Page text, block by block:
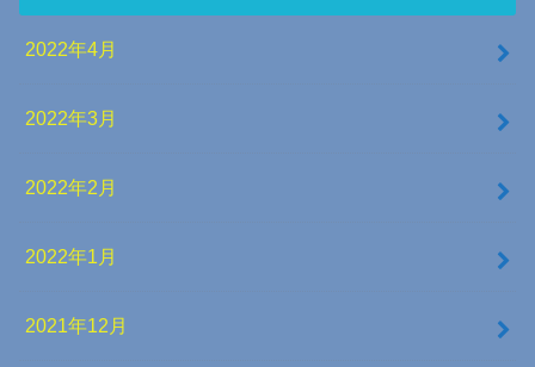
2022年4月
2022年3月
2022年2月
2022年1月
2021年12月